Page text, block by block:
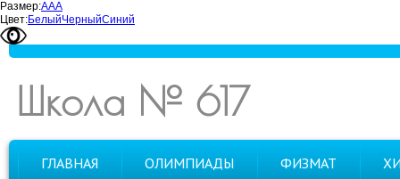
Размер:ААА
Цвет:БелыйЧерныйСиний
Школа № 617
ГЛАВНАЯ ОЛИМПИАДЫ ФИЗМАТ